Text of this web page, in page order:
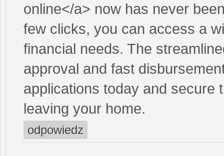
online</a> now has never
few clicks, you can access a
financial needs. The
approval and fast
applications today and secure
leaving your home.
odpowiedz